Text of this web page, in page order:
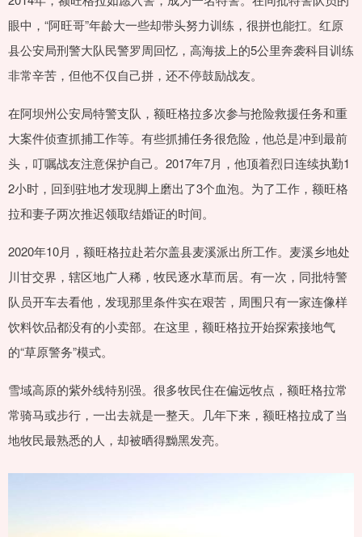
眼中，“阿旺哥”年龄大一些却带头努力训练，很拼也能扛。红原
县公安局刑警大队民警罗周回忆，高海拔上的5公里奔袭科目训练
非常辛苦，但他不仅自己拼，还不停鼓励战友。
在阿坝州公安局特警支队，额旺格拉多次参与抢险救援任务和重
大案件侦查抓捕工作等。有些抓捕任务很危险，他总是冲到最前
头，叮嘱战友注意保护自己。2017年7月，他顶着烈日连续执勤1
2小时，回到驻地才发现脚上磨出了3个血泡。为了工作，额旺格
拉和妻子两次推迟领取结婚证的时间。
2020年10月，额旺格拉赴若尔盖县麦溪派出所工作。麦溪乡地处
川甘交界，辖区地广人稀，牧民逐水草而居。有一次，同批特警
队员开车去看他，发现那里条件实在艰苦，周围只有一家连像样
饮料饮品都没有的小卖部。在这里，额旺格拉开始探索接地气
的“草原警务”模式。
雪域高原的紫外线特别强。很多牧民住在偏远牧点，额旺格拉常
常骑马或步行，一出去就是一整天。几年下来，额旺格拉成了当
地牧民最熟悉的人，却被晒得黝黑发亮。